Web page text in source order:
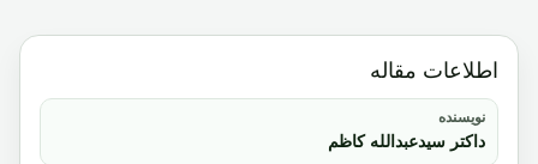
اطلاعات مقاله
نویسنده
داکتر سیدعبدالله کاظم